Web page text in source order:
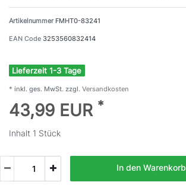
Artikelnummer FMHT0-83241
EAN Code 3253560832414
Lieferzeit 1-3 Tage
* inkl. ges. MwSt. zzgl. Versandkosten
43,99 EUR *
Inhalt 1 Stück
In den Warenkorb